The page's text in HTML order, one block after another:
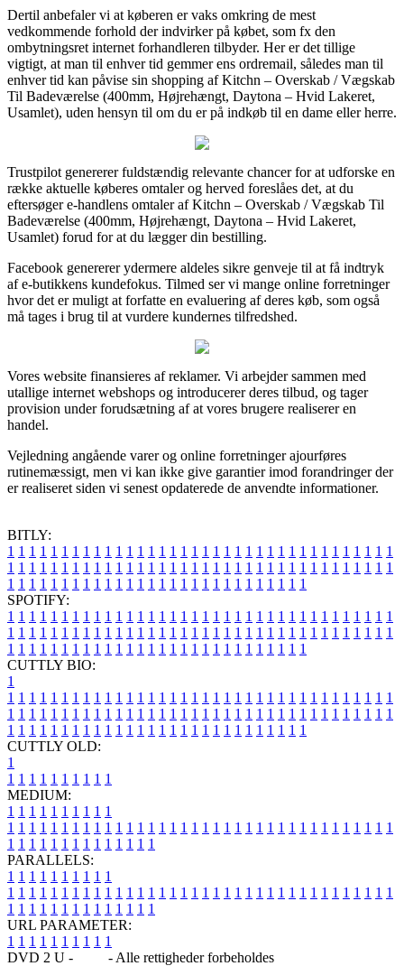
Dertil anbefaler vi at køberen er vaks omkring de mest
vedkommende forhold der indvirker på købet, som fx den
ombytningsret internet forhandleren tilbyder. Her er det tillige
vigtigt, at man til enhver tid gemmer ens ordremail, således man til
enhver tid kan påvise sin shopping af Kitchn – Overskab / Vægskab
Til Badeværelse (400mm, Højrehængt, Daytona – Hvid Lakeret,
Usamlet), uden hensyn til om du er på indkøb til en dame eller herre.
Trustpilot genererer fuldstændig relevante chancer for at udforske en
række aktuelle køberes omtaler og herved foreslåes det, at du
eftersøger e-handlens omtaler af Kitchn – Overskab / Vægskab Til
Badeværelse (400mm, Højrehængt, Daytona – Hvid Lakeret,
Usamlet) forud for at du lægger din bestilling.
Facebook genererer ydermere aldeles sikre genveje til at få indtryk
af e-butikkens kundefokus. Tilmed ser vi mange online forretninger
hvor det er muligt at forfatte en evaluering af deres køb, som også
må tages i brug til at vurdere kundernes tilfredshed.
Vores website finansieres af reklamer. Vi arbejder sammen med
utallige internet webshops og introducerer deres tilbud, og tager
provision under forudsætning af at vores brugere realiserer en
handel.
Vejledning angående varer og online forretninger ajourføres
rutinemæssigt, men vi kan ikke give garantier imod forandringer der
er realiseret siden vi senest opdaterede de anvendte informationer.
BITLY:
1 1 1 1 1 1 1 1 1 1 1 1 1 1 1 1 1 1 1 1 1 1 1 1 1 1 1 1 1 1 1 1 1 1 1 1
1 1 1 1 1 1 1 1 1 1 1 1 1 1 1 1 1 1 1 1 1 1 1 1 1 1 1 1 1 1 1 1 1 1 1 1
1 1 1 1 1 1 1 1 1 1 1 1 1 1 1 1 1 1 1 1 1 1 1 1 1 1 1 1
SPOTIFY:
1 1 1 1 1 1 1 1 1 1 1 1 1 1 1 1 1 1 1 1 1 1 1 1 1 1 1 1 1 1 1 1 1 1 1 1
1 1 1 1 1 1 1 1 1 1 1 1 1 1 1 1 1 1 1 1 1 1 1 1 1 1 1 1 1 1 1 1 1 1 1 1
1 1 1 1 1 1 1 1 1 1 1 1 1 1 1 1 1 1 1 1 1 1 1 1 1 1 1 1
CUTTLY BIO:
1
1 1 1 1 1 1 1 1 1 1 1 1 1 1 1 1 1 1 1 1 1 1 1 1 1 1 1 1 1 1 1 1 1 1 1 1
1 1 1 1 1 1 1 1 1 1 1 1 1 1 1 1 1 1 1 1 1 1 1 1 1 1 1 1 1 1 1 1 1 1 1 1
1 1 1 1 1 1 1 1 1 1 1 1 1 1 1 1 1 1 1 1 1 1 1 1 1 1 1 1
CUTTLY OLD:
1
1 1 1 1 1 1 1 1 1 1
MEDIUM:
1 1 1 1 1 1 1 1 1 1
1 1 1 1 1 1 1 1 1 1 1 1 1 1 1 1 1 1 1 1 1 1 1 1 1 1 1 1 1 1 1 1 1 1 1 1
1 1 1 1 1 1 1 1 1 1 1 1 1 1
PARALLELS:
1 1 1 1 1 1 1 1 1 1
1 1 1 1 1 1 1 1 1 1 1 1 1 1 1 1 1 1 1 1 1 1 1 1 1 1 1 1 1 1 1 1 1 1 1 1
1 1 1 1 1 1 1 1 1 1 1 1 1 1
URL PARAMETER:
1 1 1 1 1 1 1 1 1 1
DVD 2 U -
- Alle rettigheder forbeholdes